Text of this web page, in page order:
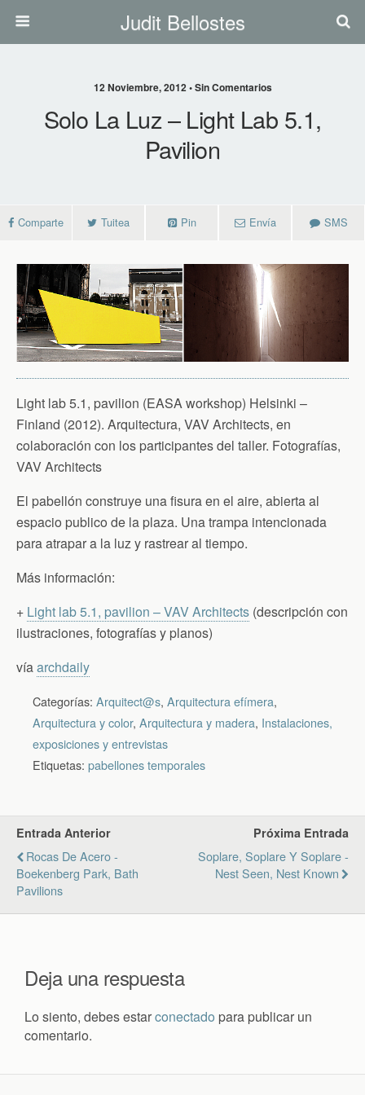
Judit Bellostes
12 Noviembre, 2012 • Sin Comentarios
Solo La Luz – Light Lab 5.1,
Pavilion
Comparte Tuitea Pin Envía SMS
Light lab 5.1, pavilion (EASA workshop) Helsinki –
Finland (2012). Arquitectura, VAV Architects, en
colaboración con los participantes del taller. Fotografías,
VAV Architects
El pabellón construye una fisura en el aire, abierta al
espacio publico de la plaza. Una trampa intencionada
para atrapar a la luz y rastrear al tiempo.
Más información:
+ Light lab 5.1, pavilion – VAV Architects (descripción con
ilustraciones, fotografías y planos)
víaarchdaily
Categorías: Arquitect@s, Arquitectura efímera,
Arquitectura y color, Arquitectura y madera, Instalaciones,
exposiciones y entrevistas
Etiquetas: pabellones temporales
Entrada Anterior
Rocas De Acero -
Boekenberg Park, Bath
Pavilions
Próxima Entrada
Soplare, Soplare Y Soplare -
Nest Seen, Nest Known
Deja una respuesta
Lo siento, debes estarconectado para publicar un
comentario.